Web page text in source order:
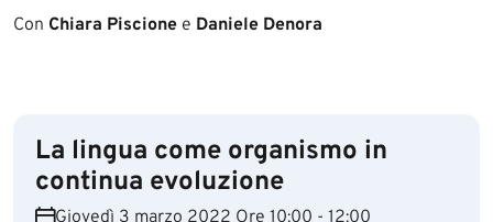
Con Chiara Piscione e Daniele Denora​
La lingua come organismo in
continua evoluzione
Giovedì 3 marzo 2022 Ore 10:00 - 12:00